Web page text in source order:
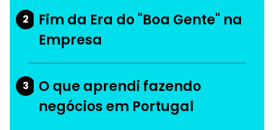
2
Fim da Era do "Boa Gente" na
Empresa
3
O que aprendi fazendo
negócios em Portugal